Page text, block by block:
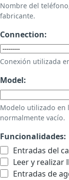
Nombre del
fabricante.
Connection:
Conexión utilizada
Model:
Modelo utilizado en
normalmente vacío.
Funcionalidades:
Entradas del
Leer y realizar
Entradas de